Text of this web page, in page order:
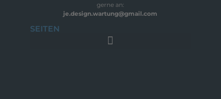
gerne an:
je.design.wartung@gmail.com
SEITEN